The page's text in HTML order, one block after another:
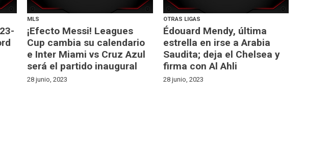
MLS
¡Efecto Messi! Leagues
Cup cambia su calendario
e Inter Miami vs Cruz Azul
será el partido inaugural
28 junio, 2023
OTRAS LIGAS
Édouard Mendy, última
estrella en irse a Arabia
Saudita; deja el Chelsea y
firma con Al Ahli
28 junio, 2023